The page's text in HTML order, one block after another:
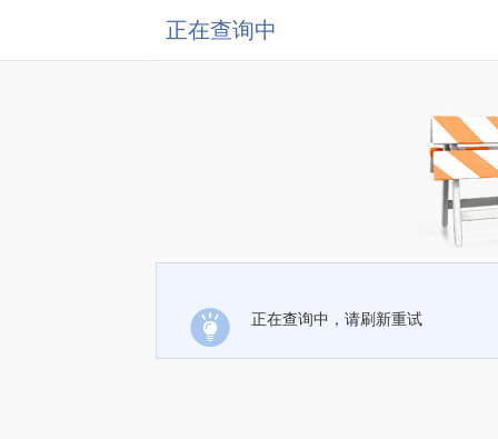
正在查询中
正在查询中，请刷新重试